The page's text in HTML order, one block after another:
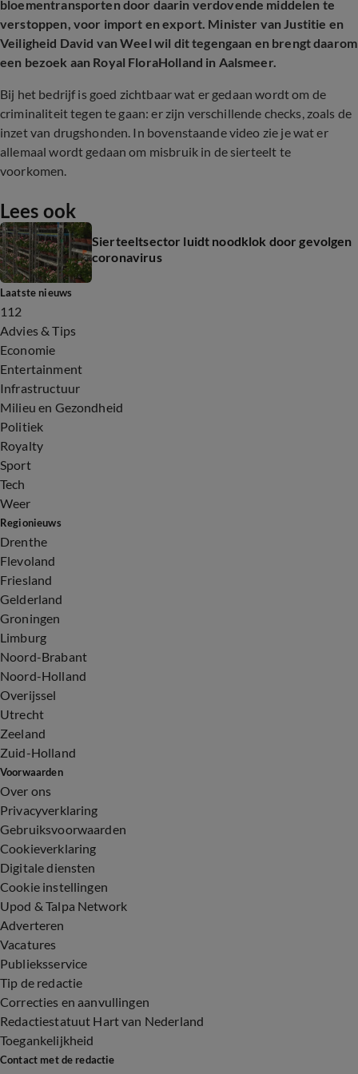
bloementransporten door daarin verdovende middelen te
verstoppen, voor import en export. Minister van Justitie en
Veiligheid David van Weel wil dit tegengaan en brengt daarom
een bezoek aan Royal FloraHolland in Aalsmeer.
Bij het bedrijf is goed zichtbaar wat er gedaan wordt om de
criminaliteit tegen te gaan: er zijn verschillende checks, zoals de
inzet van drugshonden. In bovenstaande video zie je wat er
allemaal wordt gedaan om misbruik in de sierteelt te
voorkomen.
Lees ook
Sierteeltsector luidt noodklok door gevolgen
coronavirus
Laatste nieuws
112
Advies & Tips
Economie
Entertainment
Infrastructuur
Milieu en Gezondheid
Politiek
Royalty
Sport
Tech
Weer
Regionieuws
Drenthe
Flevoland
Friesland
Gelderland
Groningen
Limburg
Noord-Brabant
Noord-Holland
Overijssel
Utrecht
Zeeland
Zuid-Holland
Voorwaarden
Over ons
Privacyverklaring
Gebruiksvoorwaarden
Cookieverklaring
Digitale diensten
Cookie instellingen
Upod & Talpa Network
Adverteren
Vacatures
Publieksservice
Tip de redactie
Correcties en aanvullingen
Redactiestatuut Hart van Nederland
Toegankelijkheid
Contact met de redactie